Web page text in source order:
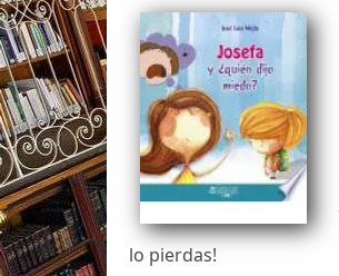
lo pierdas!